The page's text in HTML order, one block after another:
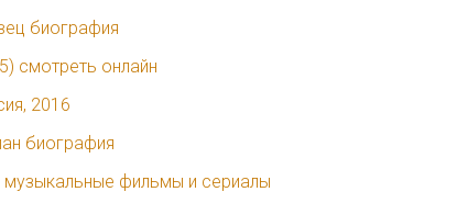
биография
смотреть онлайн
2016
биография
музыкальные фильмы и сериалы